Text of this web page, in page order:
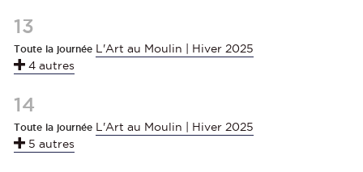
13
Toute la journée L'Art au Moulin | Hiver 2025
4 autres
14
Toute la journée L'Art au Moulin | Hiver 2025
5 autres